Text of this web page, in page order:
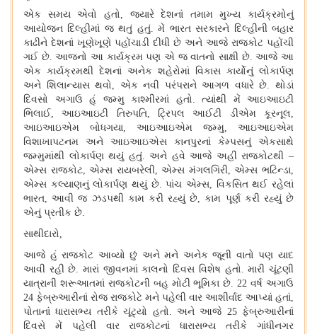
એક સમય એવો હતો, જ્યારે દેશનાં તમામ મુખ્ય કાર્યક્રમોનું
આયોજન દિલ્હીમાં જ થતું હતું. મેં ભારત સરકારને દિલ્હીની બહાર
કાઢીને દેશનાં ખૂણેખૂણે પહોંચાડી દીધી છે અને આજે રાજકોટ પહોંચી
ગઈ છે. આજનો આ કાર્યક્રમ પણ એ જ વાતનો સાક્ષી છે. આજે આ
એક કાર્યક્રમથી દેશનાં અનેક શહેરોમાં વિકાસ કાર્યોનું લોકાર્પણ
અને શિલાન્યાસ થવો, એક નવી પરંપરાને આગળ વધારે છે. થોડાં
દિવસો અગાઉ હું જમ્મુ કાશ્મીરમાં હતો. ત્યાંથી મેં આઇઆઇટી
ભિલાઈ, આઇઆઇટી તિરુપતિ, ટ્રિપલ આઈટી ડીએમ કૂરનૂલ,
આઇઆઇએમ બોધગયા, આઇઆઇએમ જમ્મુ, આઇઆઇએમ
વિશાખાપટનમ અને આઇઆઇએસ કાનપુરનાં કેમ્પસનું એકસાથે
જમ્મુમાંથી લોકાર્પણ થયું હતું. અને હવે આજે અહીં રાજકોટથી –
એમ્સ રાજકોટ, એમ્સ રાયબરેલી, એમ્સ મંગલગિરી, એમ્સ ભટિન્ડા,
એમ્સ કલ્યાણનું લોકાર્પણ થયું છે. પાંચ એમ્સ, વિકસિત થઈ રહેલાં
ભારત, આવી જ ઝડપથી કામ કરી રહ્યું છે, કામ પૂર્ણ કરી રહ્યું છે
એનું પ્રતીક છે.
સાથીદારો,
આજે હું રાજકોટ આવ્યો છું અને મને અનેક જૂની વાતો પણ યાદ
આવી રહી છે. મારાં જીવનમાં કાલનો દિવસ વિશેષ હતો. મારી ચૂંટણી
યાત્રાની શરૂઆતમાં રાજકોટની બહુ મોટી ભૂમિકા છે. 22 વર્ષ અગાઉ
24 ફેબ્રુઆરીનાં રોજ રાજકોટે મને પહેલી વાર આશીર્વાદ આપ્યાં હતાં,
પોતાનાં ધારાસભ્ય તરીકે ચૂંટ્યો હતો. અને આજે 25 ફેબ્રુઆરીનાં
દિવસે મેં પહેલી વાર રાજકોટનાં ધારાસભ્ય તરીકે ગાંધીનગર